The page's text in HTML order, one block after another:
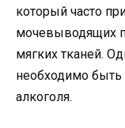
который часто
мочевыводящих
мягких тканей.
необходимо
алкоголя.